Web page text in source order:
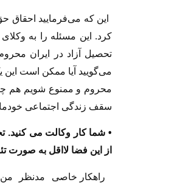
این که می‌فرمایید احقاق
کرد. این مسئله را به
تحصیل آزاد در ایران
می‌گویید آیا ممکن است این
محروم و ممنوع شویم هم
سقف زندگی اجتماعی
• شما کار وکالت می کنید.
از این فضا لااقل به صورت
راهکار خاصی مدنظر